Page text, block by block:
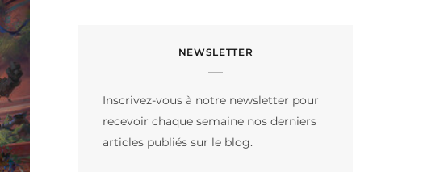
e
o
t
r
T
NEWSLETTER
Inscrivez-vous à notre newsletter pour
recevoir chaque semaine nos derniers
articles publiés sur le blog.